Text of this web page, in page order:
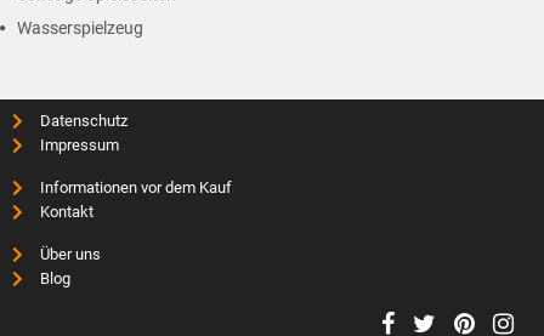
Wasserspielzeug
Datenschutz
Impressum
Informationen vor dem Kauf
Kontakt
Über uns
Blog